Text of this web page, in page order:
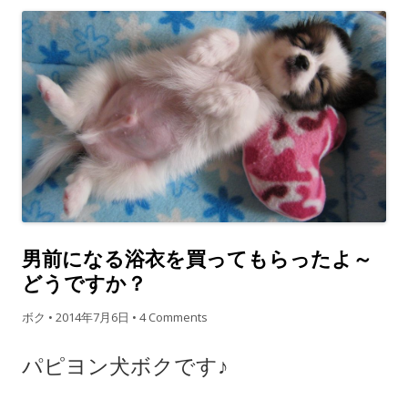
男前になる浴衣を買ってもらったよ～
どうですか？
ボク • 2014年7月6日 • 4 Comments
パピヨン犬ボクです♪